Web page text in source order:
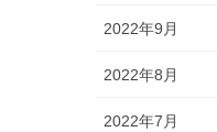
2022年9月
2022年8月
2022年7月